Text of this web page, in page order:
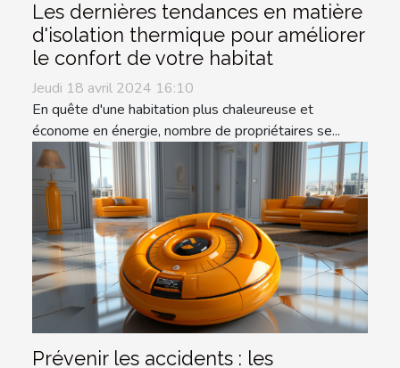
Les dernières tendances en matière
d'isolation thermique pour améliorer
le confort de votre habitat
Jeudi 18 avril 2024 16:10
En quête d'une habitation plus chaleureuse et
économe en énergie, nombre de propriétaires se...
Prévenir les accidents : les